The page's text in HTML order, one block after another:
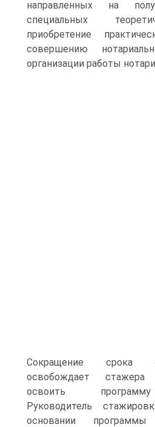
направленных на
специальных
приобретение
совершению
организации работы
Сокращение срока
освобождает стажера
освоить
Руководитель
основании